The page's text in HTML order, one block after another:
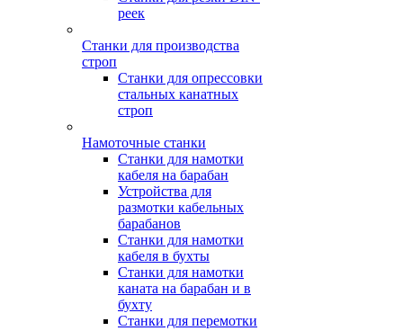
реек
Станки для производства
строп
Станки для опрессовки
стальных канатных
строп
Намоточные станки
Станки для намотки
кабеля на барабан
Устройства для
размотки кабельных
барабанов
Станки для намотки
кабеля в бухты
Станки для намотки
каната на барабан и в
бухту
Станки для перемотки